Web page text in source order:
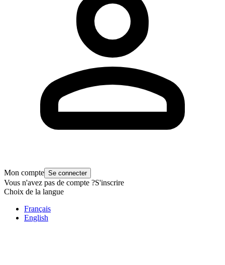
Mon compte Se connecter
Vous n'avez pas de compte ?S'inscrire
Choix de la langue
Français
English